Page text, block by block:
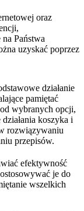
oraz
Państwa
uzyskać poprzez
działanie
pamiętać
wybranych opcji,
koszyka i
rozwiązywaniu
przepisów.
efektywność
je do
wszelkich